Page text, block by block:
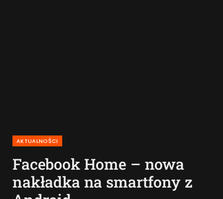
AKTUALNOŚCI
Facebook Home – nowa
nakładka na smartfony z